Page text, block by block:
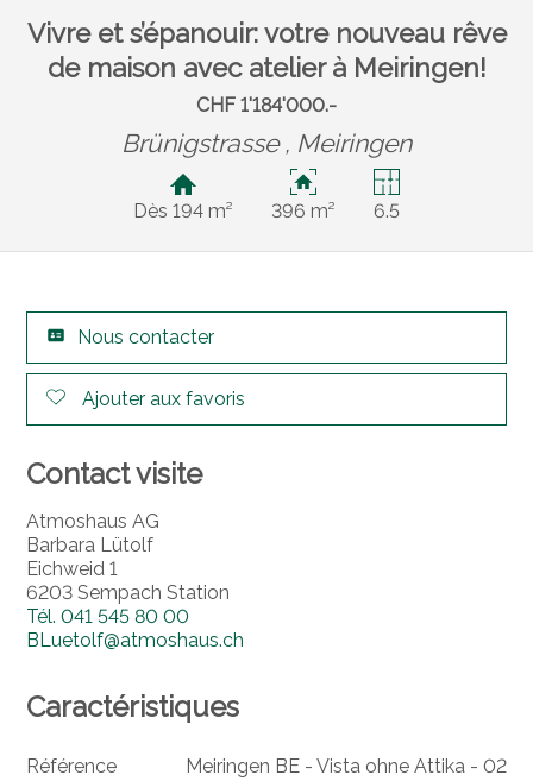
Vivre et s’épanouir: votre nouveau rêve
de maison avec atelier à Meiringen!
CHF 1'184'000.-
Brünigstrasse , Meiringen
Dès 194 m² 396 m² 6.5
Nous contacter
Ajouter aux favoris
Contact visite
Atmoshaus AG
Barbara Lütolf
Eichweid 1
6203 Sempach Station
Tél.041 545 80 00
BLuetolf@atmoshaus.ch
Caractéristiques
Référence Meiringen BE - Vista ohne Attika - 02